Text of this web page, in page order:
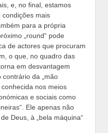
e, no final, estamos
mais
para a própria
„round“ pode
de actores que procuram
o que, no quadro das
em desvantagem
da „mão
nos meios
e sociais como
Ele apenas não
Deus, à „bela máquina“